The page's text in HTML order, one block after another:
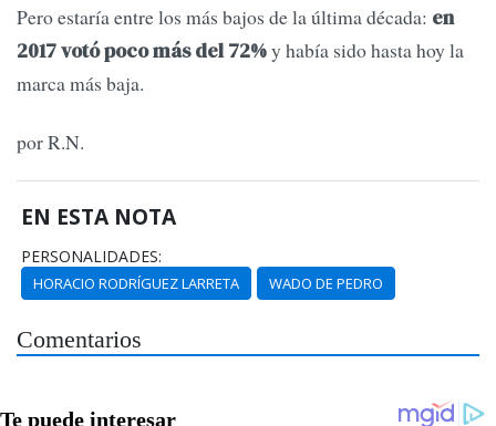
Pero estaría entre los más bajos de la última década: en
2017 votó poco más del 72%y había sido hasta hoy la
marca más baja.
por R.N.
EN ESTA NOTA
PERSONALIDADES:
HORACIO RODRÍGUEZ LARRETA WADO DE PEDRO
Comentarios